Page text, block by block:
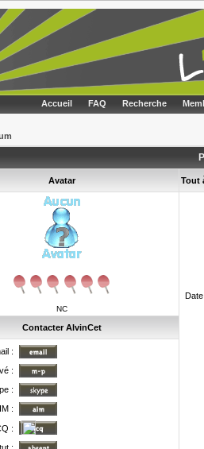
Accueil FAQ Recherche
Avatar Tout
NC
Contacter AlvinCet
:
:
:
:
: